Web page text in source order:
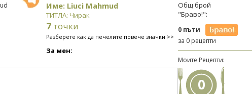
Име: Liuci Mahmud
ТИТЛА: Чирак
7 точки
Разберете как да печелите повече значки >>
За мен:
Общ брой
"Браво!":
0 пъти
за 0 рецепти
Моите Рецепти:
0